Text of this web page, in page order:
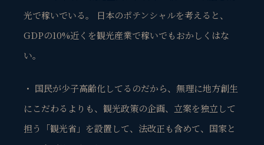
光で稼いでいる。 日本のポテンシャルを考えると、
GDPの10%近くを観光産業で稼いでもおかしくはな
い。
・ 国民が少子高齢化してるのだから、無理に地方創生
にこだわるよりも、観光政策の企画、立案を独立して
担う「観光省」を設置して、法改正も含めて、国家と